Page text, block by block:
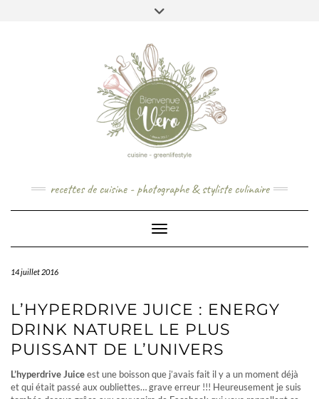
recettes de cuisine - photographe & styliste culinaire
Toggle Navigation
14 juillet 2016
L’HYPERDRIVE JUICE : ENERGY
DRINK NATUREL LE PLUS
PUISSANT DE L’UNIVERS
L’hyperdrive Juiceest une boisson que j’avais fait il y a un moment déjà
et qui était passé aux oubliettes… grave erreur !!! Heureusement je suis